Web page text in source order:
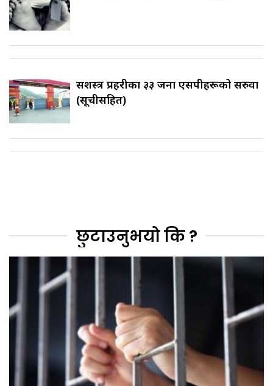
सशस्त्र प्रहरीका ३३ जना एसपीहरूको सरुवा
(सूचीसहित)
छुटाउनुभयो कि ?